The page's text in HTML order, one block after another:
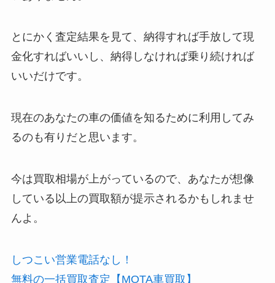
とにかく査定結果を見て、納得すれば手放して現
金化すればいいし、納得しなければ乗り続ければ
いいだけです。
現在のあなたの車の価値を知るために利用してみ
るのも有りだと思います。
今は買取相場が上がっているので、あなたが想像
している以上の買取額が提示されるかも しれませ
んよ。
しつこい営業電話なし！
無料の一括買取査定【MOTA車買取】